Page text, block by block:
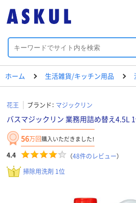
ホーム 生活雑貨/キッチン用品
花王 ブランド： マジックリン
バスマジックリン 業務用詰め替え4.5L
56万回購入いただきました！
4.4 （48件のレビュー）
掃除用洗剤 1位